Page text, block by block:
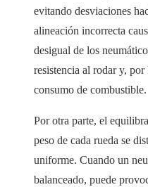
evitando desviaciones
alineación incorrecta
desigual de los
resistencia al rodar y, por
consumo de combustible.
Por otra parte, el
peso de cada rueda se
uniforme. Cuando un
balanceado, puede